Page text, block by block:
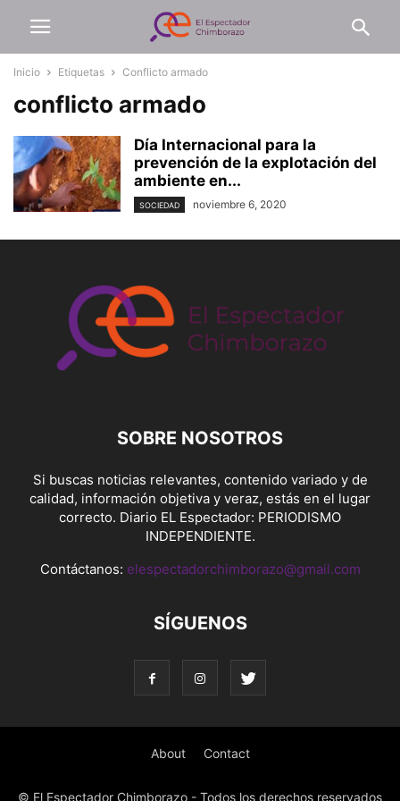
Inicio Etiquetas Conflicto armado
conflicto armado
Día Internacional para la
prevención de la explotación del
ambiente en...
SOCIEDAD noviembre 6, 2020
SOBRE NOSOTROS
Si buscas noticias relevantes, contenido variado y de
calidad, información objetiva y veraz, estás en el lugar
correcto. Diario EL Espectador: PERIODISMO
INDEPENDIENTE.
Contáctanos: elespectadorchimborazo@gmail.com
SÍGUENOS
About Contact
© El Espectador Chimborazo - Todos los derechos reservados